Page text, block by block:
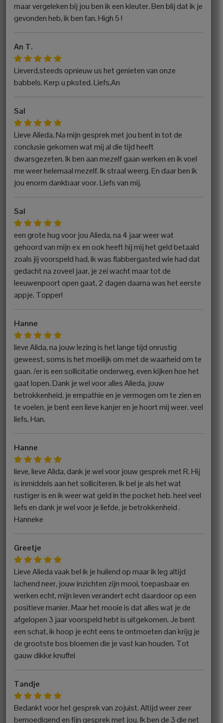
maar vergeleken bij jou ben ik een kleuter. Ben blij dat ik je
gevonden heb, ik ben fan. High 5 !
An T.
Lieverd,steeds opnieuw us het genieten van onze
babbels. Kerp u pksted. Liefs,An
Sal
Lieve Alieda, Na mijn gesprek met jou bent in tot de
conclusie gekomen wat mij al die tijd heeft
dwarsgezeten. Ik ben aan mezelf gaan werken en ik voel
me weer helemaal mezelf. Ik straal weerg. En daar ben ik
jou enorm dankbaar voor. Liefs van mij.
Sal
een grote hug voor jou Alieda, na 4 jaar weer wat
gehoord van mijn ex en ook heeft hij mij het geld betaald
zoals jij voorspeld had, ik was flabbergasted wie had dat
gedacht na zoveel jaar, je zei wacht maar tot de
leeuwenpoort open gaat, 2 dagen daarna was het eerste
appje. Topper!
Hanne
lieve Alida, na jouw lezing is het lange tijd onrustig
geweest, soms is het moeilijk om met de waarheid om te
gaan. /er is een sollicitatie onderweg, even kijken hoe het
gaat lopen. Dank je wel voor alles Alieda, jouw
betrokkenheid, je empathie en je vermogen om te zien en
te voelen, je bent een lieve kanjer en je hoort mij weer. veel
liefs, Han.
Hanne
lieve, lieve Alida, dank je wel voor jouw gesprek met R. Hij
is inmiddels aan het solliciteren. Ik bel je als het wat
rustiger is en ik weer wat geld in the pocket heb. heel veel
liefs en dank je wel voor je liefde, je betrokkenheid .
Hanneke
Greetje
Lieve Alieda vaak bel ik je huilend op maar ik leg altijd
lachend neer, jouw inzichten zijn mooi, toepasbaar en
werken echt, mijn leven verandert echt daardoor op een
positieve manier. Maar het mooie is dat alles wat je de
afgelopen 3 jaar voorspeld hebt is uitgekomen. Je bent
een schat, ik hoop je echt eens te ontmoeten dan krijg je
de grootste bos bloemen die je vast kan houden. Tot
gauw dikke knuffel
Tandje
Bedankt voor het gesprek van zojuist. Altijd weer zeer
bemoedigend en fijn gesprek met jou. Ik ben de 3 die net